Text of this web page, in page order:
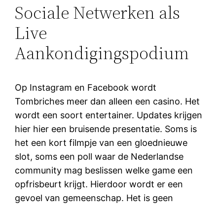
Sociale Netwerken als
Live
Aankondigingspodium
Op Instagram en Facebook wordt
Tombriches meer dan alleen een casino. Het
wordt een soort entertainer. Updates krijgen
hier hier een bruisende presentatie. Soms is
het een kort filmpje van een gloednieuwe
slot, soms een poll waar de Nederlandse
community mag beslissen welke game een
opfrisbeurt krijgt. Hierdoor wordt er een
gevoel van gemeenschap. Het is geen